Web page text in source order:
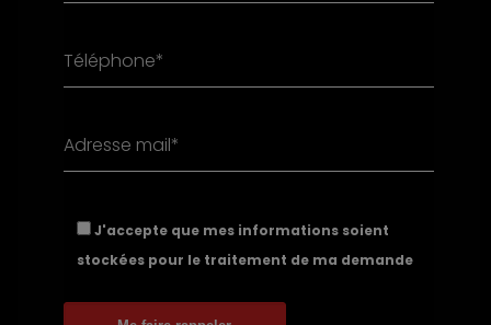
J'accepte que mes informations soient
stockées pour le traitement de ma demande